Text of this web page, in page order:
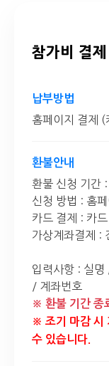
참가비 결
납부방법
홈페이지 결제
환불안내
환불 신청 기간
신청 방법 : 홈페
카드 결제 : 카
가상계좌결제 :
입력사항 : 실
/ 계좌번호
※ 환불 기간 종
※ 조기 마감 시
수 있습니다.